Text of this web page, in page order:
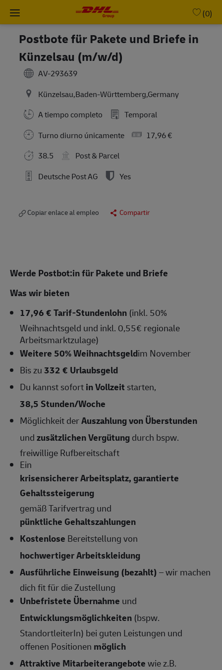
Skip to main content
(0)
Postbote für Pakete und Briefe in
Künzelsau (m/w/d)
AV-293639
Künzelsau,Baden-Württemberg,Germany
A tiempo completo
Temporal
Turno diurno únicamente
17,96 €
38.5
Post & Parcel
Deutsche Post AG
Yes
Copiar enlace al empleo Compartir
Werde Postbot:in für Pakete und Briefe
Was wir bieten
17,96 € Tarif-Stundenlohn (inkl. 50%
Weihnachtsgeld und inkl. 0,55€ regionale
Arbeitsmarktzulage)
Weitere 50% Weihnachtsgeldim November
Bis zu332 € Urlaubsgeld
Du kannst sofortin Vollzeit starten,
38,5 Stunden/Woche
Möglichkeit derAuszahlung von Überstunden
undzusätzlichen Vergütungdurch bspw.
freiwillige Rufbereitschaft
Ein
krisensicherer Arbeitsplatz, garantierte
Gehaltssteigerung
gemäß Tarifvertrag und
pünktliche Gehaltszahlungen
Kostenlose Bereitstellung von
hochwertiger Arbeitskleidung
Ausführliche Einweisung (bezahlt)– wir machen
dich fit für die Zustellung
Unbefristete Übernahme und
Entwicklungsmöglichkeiten (bspw.
StandortleiterIn) bei guten Leistungen und
offenen Positionen möglich
Attraktive Mitarbeiterangebotewie z.B.